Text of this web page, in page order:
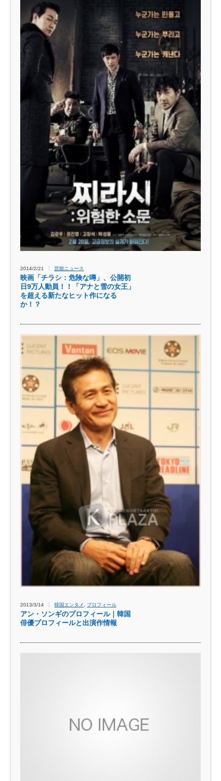
2014/2/21 芸能ニュース
映画「チラシ：危険な噂」、公開初
日9万人動員！！「アナと雪の女王」
を超える新たなヒット作になる
か！？
2013/3/14 韓国エンタメ プロフィール
アン・ソンギのプロフィール｜韓国
俳優プロフィールと出演作情報